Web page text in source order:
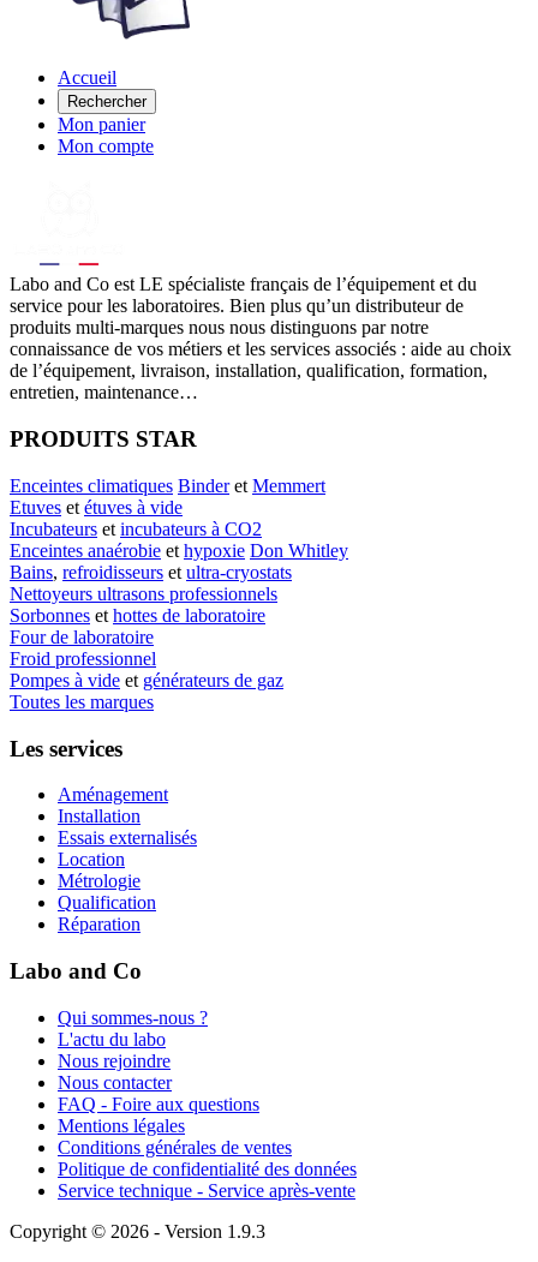
Accueil
Rechercher
Mon panier
Mon compte
Labo and Co est LE spécialiste français de l’équipement et du
service pour les laboratoires. Bien plus qu’un distributeur de
produits multi-marques nous nous distinguons par notre
connaissance de vos métiers et les services associés : aide au choix
de l’équipement, livraison, installation, qualification, formation,
entretien, maintenance…
PRODUITS STAR
Enceintes climatiques Binderet Memmert
Etuves et étuves à vide
Incubateurs et incubateurs à CO2
Enceintes anaérobie et hypoxie Don Whitley
Bains, refroidisseurs et ultra-cryostats
Nettoyeurs ultrasons professionnels
Sorbonnes et hottes de laboratoire
Four de laboratoire
Froid professionnel
Pompes à vide et générateurs de gaz
Toutes les marques
Les services
Aménagement
Installation
Essais externalisés
Location
Métrologie
Qualification
Réparation
Labo and Co
Qui sommes-nous ?
L'actu du labo
Nous rejoindre
Nous contacter
FAQ - Foire aux questions
Mentions légales
Conditions générales de ventes
Politique de confidentialité des données
Service technique - Service après-vente
Copyright © 2026 - Version 1.9.3